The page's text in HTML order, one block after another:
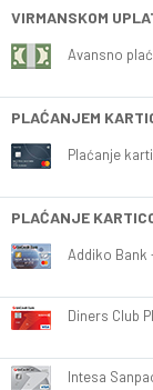
VIRMANSKOM
Avansno
PLAĆANJEM
Plaćanje
PLAĆANJE
Addiko Bank
Diners Club
Intesa